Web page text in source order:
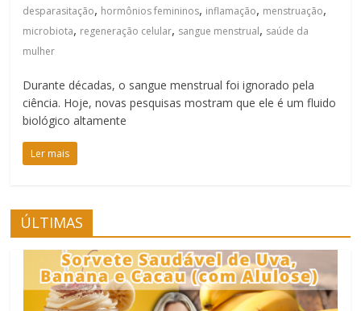
desparasitação, hormônios femininos, inflamação, menstruação,
microbiota, regeneração celular, sangue menstrual, saúde da
mulher
Durante décadas, o sangue menstrual foi ignorado pela
ciência. Hoje, novas pesquisas mostram que ele é um fluido
biológico altamente
Ler mais
ÚLTIMAS